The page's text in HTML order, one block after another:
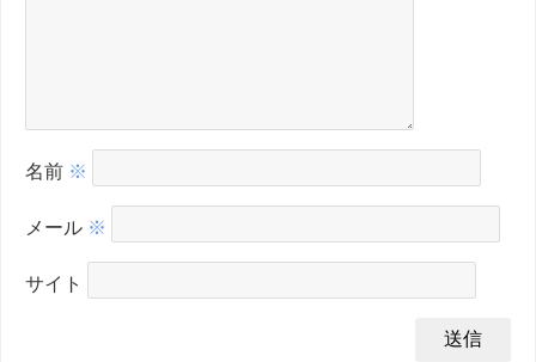
名前 ※
メール ※
サイト